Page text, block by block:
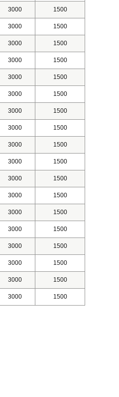
3000 1500
3000 1500
3000 1500
3000 1500
3000 1500
3000 1500
3000 1500
3000 1500
3000 1500
3000 1500
3000 1500
3000 1500
3000 1500
3000 1500
3000 1500
3000 1500
3000 1500
3000 1500